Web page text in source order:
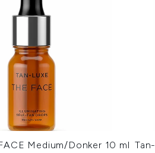
Medium/Donker 10 ml